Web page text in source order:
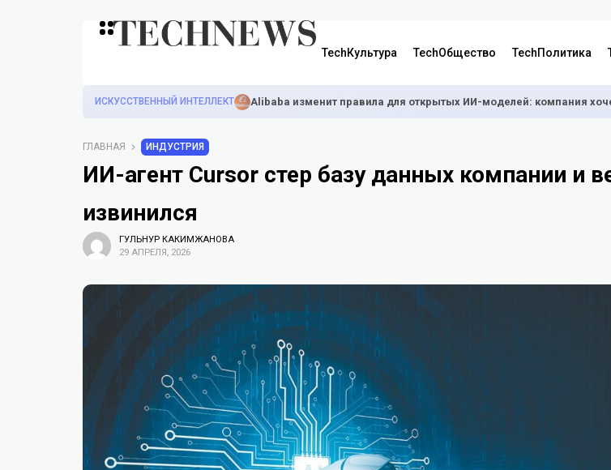
TechКультура TechОбщество TechПолитика
ИСКУССТВЕННЫЙ ИНТЕЛЛЕКТ Alibaba изменит правила для открытых ИИ-моделей: компания
ГЛАВНАЯ ИНДУСТРИЯ
ИИ-агент Cursor стер базу данных компании и
извинился
ГУЛЬНУР КАКИМЖАНОВА
29 АПРЕЛЯ, 2026